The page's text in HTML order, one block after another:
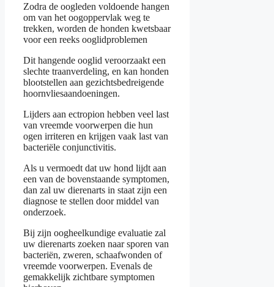
Zodra de oogleden voldoende hangen
om van het oogoppervlak weg te
trekken, worden de honden kwetsbaar
voor een reeks ooglidproblemen
Dit hangende ooglid veroorzaakt een
slechte traanverdeling, en kan honden
blootstellen aan gezichtsbedreigende
hoornvliesaandoeningen.
Lijders aan ectropion hebben veel last
van vreemde voorwerpen die hun
ogen irriteren en krijgen vaak last van
bacteriële conjunctivitis.
Als u vermoedt dat uw hond lijdt aan
een van de bovenstaande symptomen,
dan zal uw dierenarts in staat zijn een
diagnose te stellen door middel van
onderzoek.
Bij zijn oogheelkundige evaluatie zal
uw dierenarts zoeken naar sporen van
bacteriën, zweren, schaafwonden of
vreemde voorwerpen. Evenals de
gemakkelijk zichtbare symptomen